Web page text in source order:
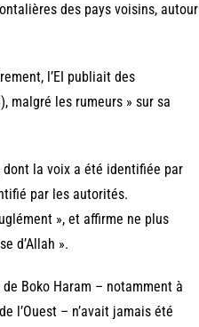
des pays voisins, autour
l’EI publiait des
malgré les rumeurs » sur sa
dont la voix a été identifiée par
par les autorités.
», et affirme ne plus
d’Allah ».
Boko Haram – notamment à
l’Ouest – n’avait jamais été